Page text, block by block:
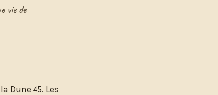
vie de
Dune 45. Les